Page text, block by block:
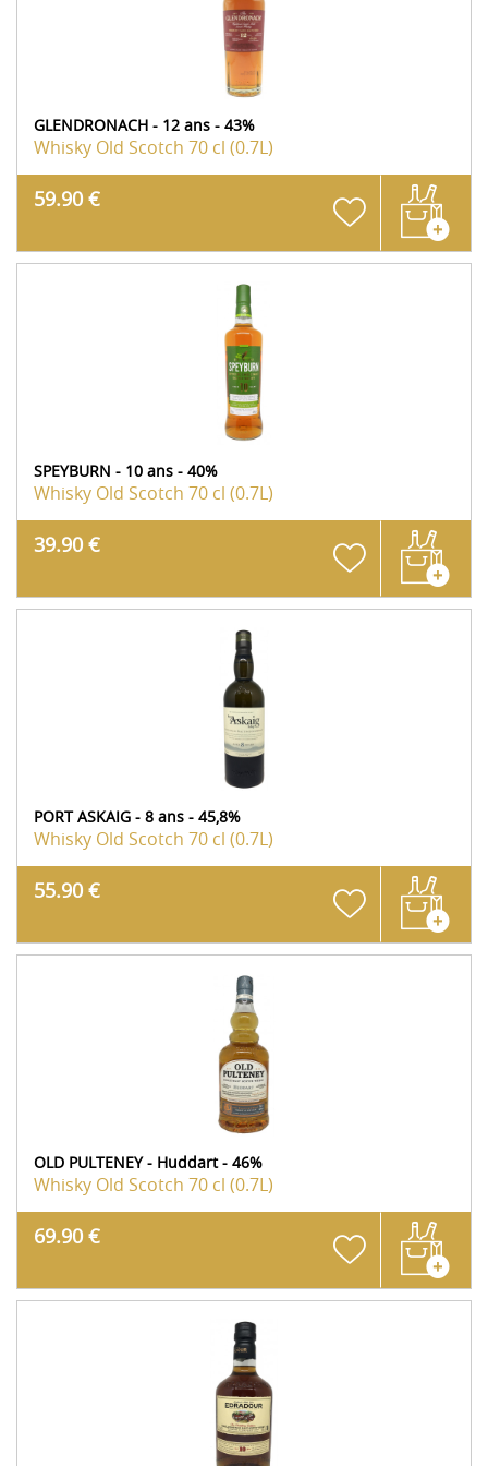
GLENDRONACH - 12 ans - 43%
Whisky Old Scotch 70 cl (0.7L)
59.90 €
SPEYBURN - 10 ans - 40%
Whisky Old Scotch 70 cl (0.7L)
39.90 €
PORT ASKAIG - 8 ans - 45,8%
Whisky Old Scotch 70 cl (0.7L)
55.90 €
OLD PULTENEY - Huddart - 46%
Whisky Old Scotch 70 cl (0.7L)
69.90 €